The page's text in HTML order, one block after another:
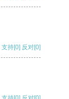
支持[0] 反对[0]